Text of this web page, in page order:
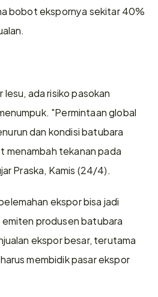
bobot ekspornya sekitar 40%
ada risiko pasokan
"Permintaan global
dan kondisi batubara
menambah tekanan pada
Praska, Kamis (24/4).
ekspor bisa jadi
produsen batubara
ekspor besar, terutama
membidik pasar ekspor